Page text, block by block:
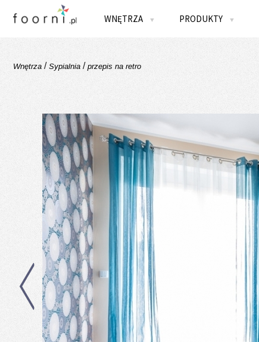
WNĘTRZA ▼ PRODUKTY ▼
Wnętrza / Sypialnia / przepis na retro